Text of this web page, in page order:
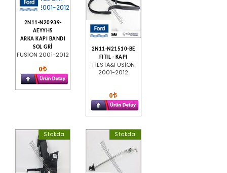
2N11-N20939-
AEYYH5
ARKA KAPI BANDI
SOL GRİ
FUSİON 2001-2012
0
2N11-N21510-BE
FITIL - KAPI
FİESTA&FUSİON
2001-2012
0
Stokda Stokda